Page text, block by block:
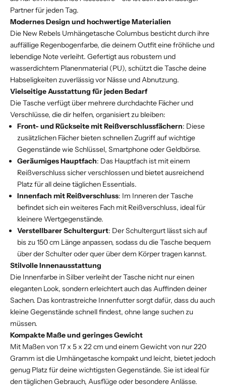
Partner für jeden Tag.
Modernes Design und hochwertige Materialien
Die New Rebels Umhängetasche Columbus besticht durch ihre
auffällige Regenbogenfarbe, die deinem Outfit eine fröhliche und
lebendige Note verleiht. Gefertigt aus robustem und
wasserdichtem Planenmaterial (PU), schützt die Tasche deine
Habseligkeiten zuverlässig vor Nässe und Abnutzung.
Vielseitige Ausstattung für jeden Bedarf
Die Tasche verfügt über mehrere durchdachte Fächer und
Verschlüsse, die dir helfen, organisiert zu bleiben:
Front- und Rückseite mit Reißverschlussfächern: Diese
zusätzlichen Fächer bieten schnellen Zugriff auf wichtige
Gegenstände wie Schlüssel, Smartphone oder Geldbörse.
Geräumiges Hauptfach: Das Hauptfach ist mit einem
Reißverschluss sicher verschlossen und bietet ausreichend
Platz für all deine täglichen Essentials.
Innenfach mit Reißverschluss: Im Inneren der Tasche
befindet sich ein weiteres Fach mit Reißverschluss, ideal für
kleinere Wertgegenstände.
Verstellbarer Schultergurt: Der Schultergurt lässt sich auf
bis zu 150 cm Länge anpassen, sodass du die Tasche bequem
über der Schulter oder quer über dem Körper tragen kannst.
Stilvolle Innenausstattung
Die Innenfarbe in Silber verleiht der Tasche nicht nur einen
eleganten Look, sondern erleichtert auch das Auffinden deiner
Sachen. Das kontrastreiche Innenfutter sorgt dafür, dass du auch
kleine Gegenstände schnell findest, ohne lange suchen zu
müssen.
Kompakte Maße und geringes Gewicht
Mit Maßen von 17 x 5 x 22 cm und einem Gewicht von nur 220
Gramm ist die Umhängetasche kompakt und leicht, bietet jedoch
genug Platz für deine wichtigsten Gegenstände. Sie ist ideal für
den täglichen Gebrauch, Ausflüge oder besondere Anlässe.